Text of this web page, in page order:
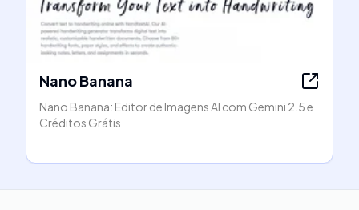
Nano Banana
Nano Banana: Editor de Imagens AI com Gemini 2.5 e
Créditos Grátis